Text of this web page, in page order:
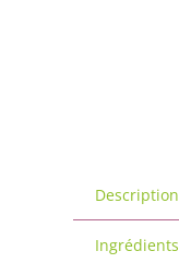
Description
Ingrédients